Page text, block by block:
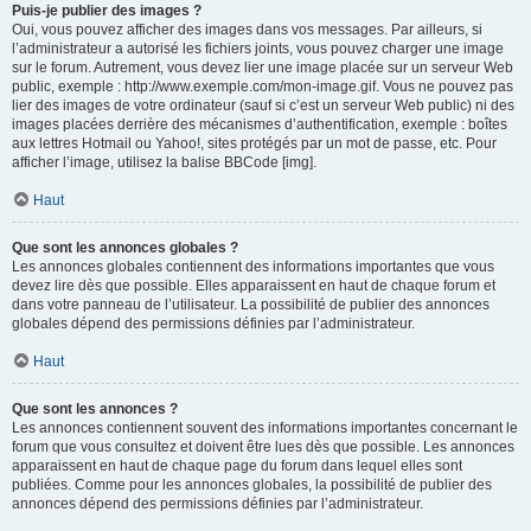
Puis-je publier des images ?
Oui, vous pouvez afficher des images dans vos messages. Par ailleurs, si
l’administrateur a autorisé les fichiers joints, vous pouvez charger une image
sur le forum. Autrement, vous devez lier une image placée sur un serveur Web
public, exemple : http://www.exemple.com/mon-image.gif. Vous ne pouvez pas
lier des images de votre ordinateur (sauf si c’est un serveur Web public) ni des
images placées derrière des mécanismes d’authentification, exemple : boîtes
aux lettres Hotmail ou Yahoo!, sites protégés par un mot de passe, etc. Pour
afficher l’image, utilisez la balise BBCode [img].
Haut
Que sont les annonces globales ?
Les annonces globales contiennent des informations importantes que vous
devez lire dès que possible. Elles apparaissent en haut de chaque forum et
dans votre panneau de l’utilisateur. La possibilité de publier des annonces
globales dépend des permissions définies par l’administrateur.
Haut
Que sont les annonces ?
Les annonces contiennent souvent des informations importantes concernant le
forum que vous consultez et doivent être lues dès que possible. Les annonces
apparaissent en haut de chaque page du forum dans lequel elles sont
publiées. Comme pour les annonces globales, la possibilité de publier des
annonces dépend des permissions définies par l’administrateur.